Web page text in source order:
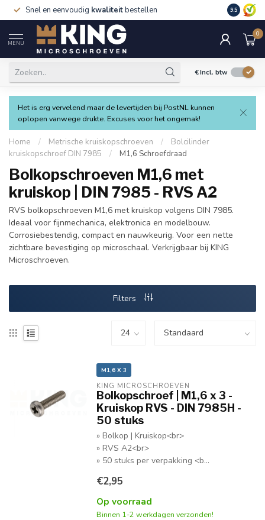
Snel en eenvoudig kwaliteitbestellen 9.5
MENU
0
€Incl. btw
Het is erg vervelend maar de levertijden bij PostNL kunnen
oplopen vanwege drukte. Excuses voor het ongemak!
Home / Metrische kruiskopschroeven /
Bolcilinder
kruiskopschroef DIN 7985
/ M1,6 Schroefdraad
Bolkopschroeven M1,6 met
kruiskop | DIN 7985 - RVS A2
RVS bolkopschroeven M1,6 met kruiskop volgens DIN 7985.
Ideaal voor fijnmechanica, elektronica en modelbouw.
Corrosiebestendig, compact en nauwkeurig. Voor een nette
zichtbare bevestiging op microschaal. Verkrijgbaar bij KING
Microschroeven.
Filters
M1,6 X 3
KING MICROSCHROEVEN
Bolkopschroef | M1,6 x 3 -
Kruiskop RVS - DIN 7985H -
50 stuks
» Bolkop | Kruiskop<br>
» RVS A2<br>
» 50 stuks per verpakking <b...
€2,95
Op voorraad
Binnen 1-2 werkdagen verzonden!